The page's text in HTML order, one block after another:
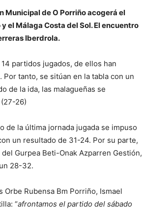
Municipal de O Porriño acogerá el
el Málaga Costa del Sol. El encuentro
Iberdrola.
partidos jugados, de ellos han
tanto, se sitúan en la tabla con un
de la ida, las malagueñas se
26)
de la última jornada jugada se impuso
un resultado de 31-24. Por su parte,
Gurpea Beti-Onak Azparren Gestión,
28-32.
Rubensa Bm Porriño, Ismael
“afrontamos el partido del sábado